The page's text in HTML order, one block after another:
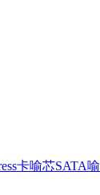
卡喻芯SATA